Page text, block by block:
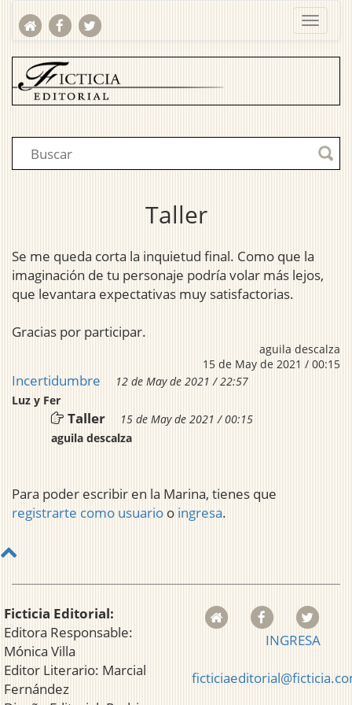
Taller
Se me queda corta la inquietud final. Como que la
imaginación de tu personaje podría volar más lejos,
que levantara expectativas muy satisfactorias.
Gracias por participar.
aguila descalza
15 de May de 2021 / 00:15
Incertidumbre
12 de May de 2021 / 22:57
Luz y Fer
Taller
15 de May de 2021 / 00:15
aguila descalza
Para poder escribir en la Marina, tienes que
registrarte como usuario o ingresa.
Ficticia Editorial:
Editora Responsable:
Mónica Villa
Editor Literario: Marcial
Fernández
INGRESA